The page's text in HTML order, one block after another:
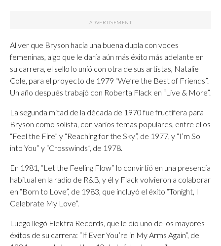
Al ver que Bryson hacía una buena dupla con voces
femeninas, algo que le daría aún más éxito más adelante en
su carrera, el sello lo unió con otra de sus artistas, Natalie
Cole, para el proyecto de 1979 “We’re the Best of Friends”.
Un año después trabajó con Roberta Flack en “Live & More”.
La segunda mitad de la década de 1970 fue fructífera para
Bryson como solista, con varios temas populares, entre ellos
“Feel the Fire” y “Reaching for the Sky”, de 1977, y “I’m So
into You” y “Crosswinds”, de 1978.
En 1981, “Let the Feeling Flow” lo convirtió en una presencia
habitual en la radio de R&B, y él y Flack volvieron a colaborar
en “Born to Love”, de 1983, que incluyó el éxito “Tonight, I
Celebrate My Love”.
Luego llegó Elektra Records, que le dio uno de los mayores
éxitos de su carrera: “If Ever You’re in My Arms Again”, de